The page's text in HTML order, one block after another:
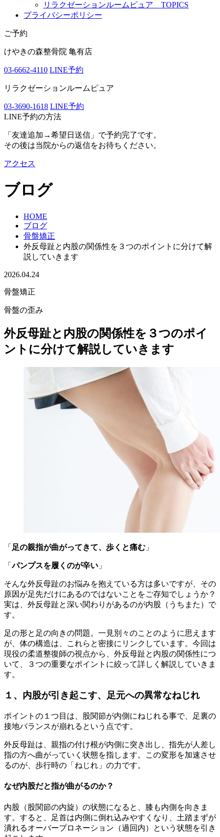
リラクゼーションルームピュア TOPICS
プライバシーポリシー
ご予約
けやきの森整骨院 亀有店
03-6662-4110 LINE予約
リラクゼーションルームピュア
03-3690-1618 LINE予約
LINE予約の方法
「友達追加→希望日送信」で予約完了です。
その後は当院からの返信をお待ちください。
アクセス
ブログ
HOME
ブログ
骨盤矯正
外反母趾と内股の関係性を３つのポイントに分けて解
説していきます
2026.04.24
骨盤矯正
骨盤の歪み
外反母趾と内股の関係性を３つのポイ
ントに分けて解説していきます
「 足の親指が曲がってきて、歩くと痛む 」
「パンプスを履くのが辛い 」
そんな外反母趾のお悩みを抱えている方は多いですが、その
原因が足先だけにあるのではないことをご存知でしょうか？
実は、外反母趾と深い関わりがあるのが内股（うちまた）で
す。
足の形と足の向きの問題。 一見別々のことのように思えます
が、体の構造は、これらと密接にリンクしています。今回は
現役の柔道整復師の視点から、 外反母趾と内股の関係性につ
いて、３つの重要なポイントに絞って詳しく解説していきま
す。
１、内股が引き起こす、足元への異常なねじれ
ポイントの１つ目は、股関節が内側にねじれる事で、
足裏の
接地バランスが崩れるという点です。
外反母趾は、親指の付け根が内側に突き出し、 指先が人差し
指の方へ曲がっていく状態を指します。
この変形を加速させ
るのが、歩行時の「ねじれ」の力です。
なぜ内股だと指が曲がるのか？
内股（股関節の内旋）の状態になると、膝も内側を向きま
す。 すると、足首は内側に倒れ込みやすくなり、土踏まずが
潰れるオーバープロネーション（過回内）という状態を引き